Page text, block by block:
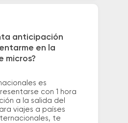
anticipación
en la
micros?
es
con 1 hora
a la salida del
viajes a países
te